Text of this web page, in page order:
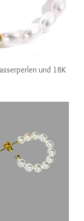
und 18K